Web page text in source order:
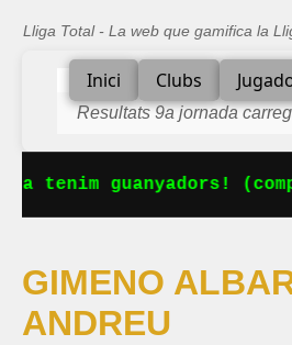
Lliga Total - La web que gamifica la
Inici Clubs
Resultats 9a jornada
tenim guanyadors!
GIMENO
ANDREU